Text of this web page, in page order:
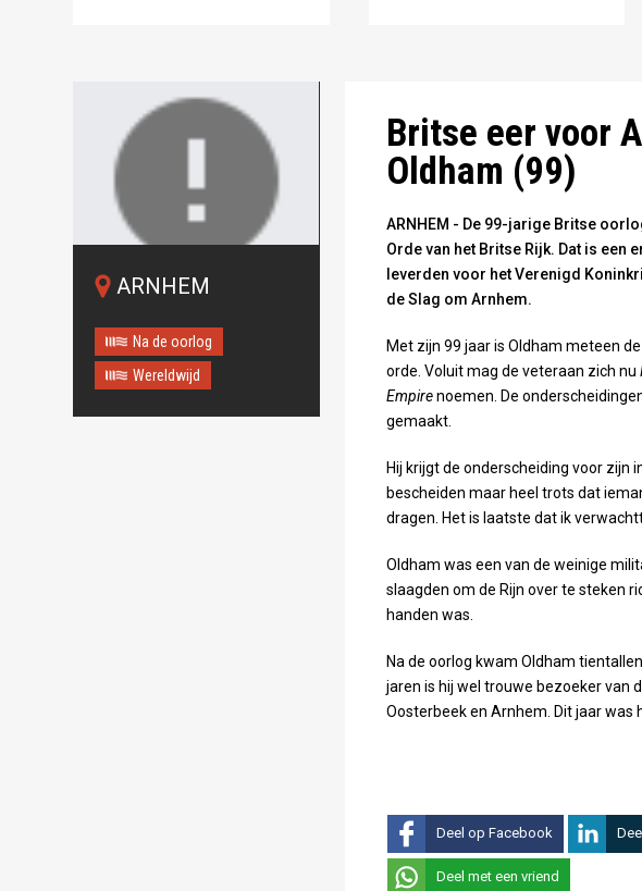
Oops!
Something
went wrong.
Maps correctly. See the
ARNHEM
Na de oorlog
Wereldwijd
Britse eer voor
Oldham (99)
ARNHEM - De 99-jarige Britse
Orde van het Britse Rijk. Dat is
leverden voor het Verenigd
de Slag om Arnhem.
Met zijn 99 jaar is Oldham meteen
orde. Voluit mag de veteraan zich nu
Empirenoemen. De
gemaakt.
Hij krijgt de onderscheiding voor zijn
bescheiden maar heel trots dat
dragen. Het is laatste dat ik
Oldham was een van de weinige
slaagden om de Rijn over te steken
handen was.
Na de oorlog kwam Oldham
jaren is hij wel trouwe bezoeker van
Oosterbeek en Arnhem. Dit jaar was
Deel op Facebook
Deel met een vriend